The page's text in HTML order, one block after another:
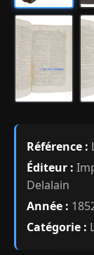
Référence :
Éditeur :
Delalain
Année :
Catégorie :